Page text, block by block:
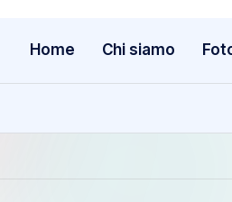
Home Chi siamo